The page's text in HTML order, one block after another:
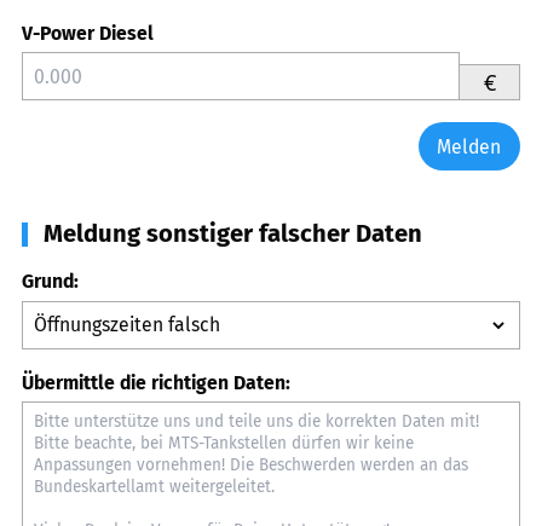
V-Power Diesel
€
Melden
Meldung sonstiger falscher Daten
Grund:
Übermittle die richtigen Daten: